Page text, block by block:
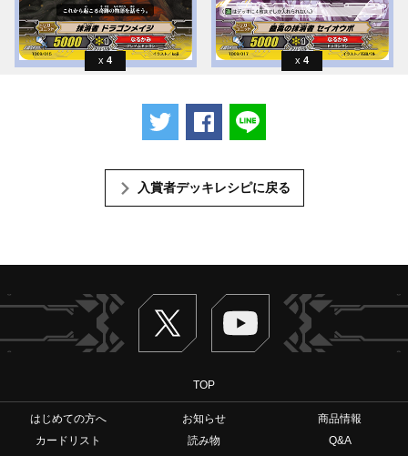
4 4
ツイートするFacebookでシェアする
入賞者デッキレシピに戻る
Twitter ヴァンガードch
TOP
はじめての方へ お知らせ
商品情報
カードリスト
読み物
Q&A